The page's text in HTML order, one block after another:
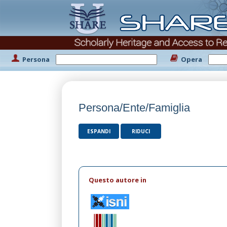
Persona Opera
Persona/Ente/Famiglia
ESPANDI RIDUCI
Questo autore in